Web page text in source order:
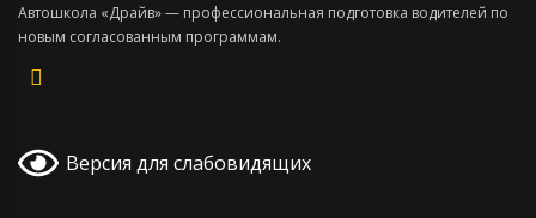
Автошкола «Драйв» — профессиональная подготовка водителей по
новым согласованным программам.
Версия для слабовидящих